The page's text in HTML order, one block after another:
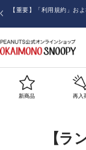
ン
ツ
戻
る
【重要】「利用規約」お
お
新商品 再入
【